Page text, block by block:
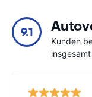
9.1
Kunden